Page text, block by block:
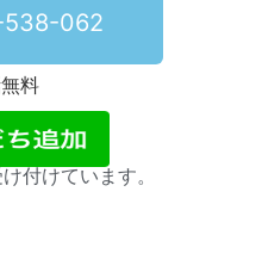
538-062
料
付けています。